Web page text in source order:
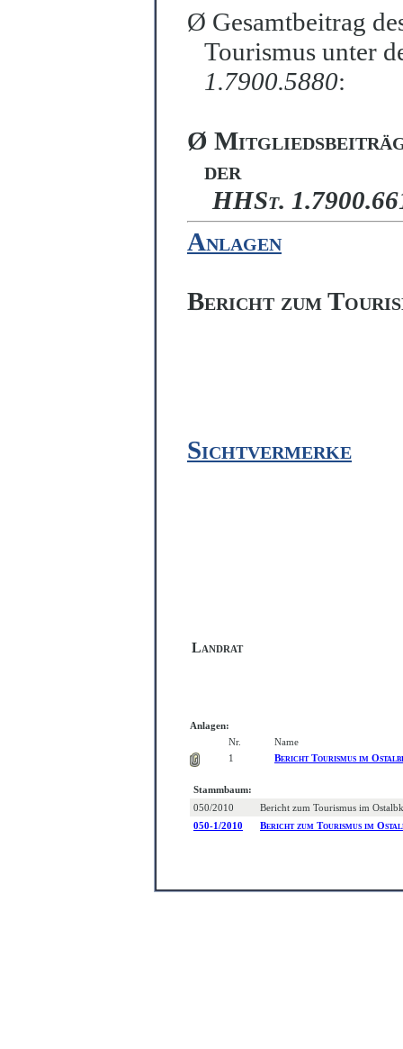
Ø Gesamtbeitrag
Tourismus unter
1.7900.5880:
Ø
der
HHSt.
Anlagen
Bericht zum
Sichtvermerke
Landrat
Anlagen:
Nr.
Name
1
Bericht Tourismus im
Stammbaum:
050/2010
Bericht zum Tourismus im
050-1/2010
Bericht zum Tourismus im